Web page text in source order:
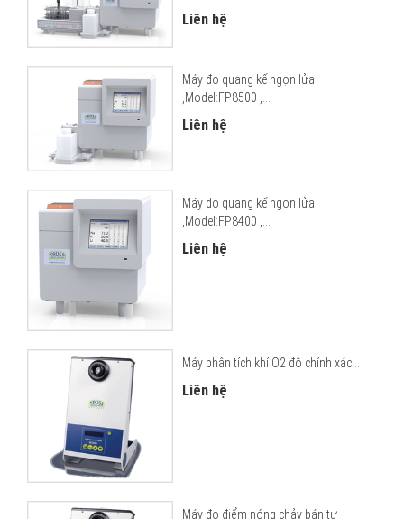
Liên hệ
Máy đo quang kế ngọn lửa
,Model:FP8500 ,...
Liên hệ
Máy đo quang kế ngọn lửa
,Model:FP8400 ,...
Liên hệ
Máy phân tích khí O2 độ chính xác...
Liên hệ
Máy đo điểm nóng chảy bán tự